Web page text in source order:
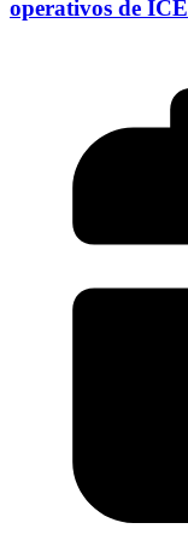
operativos de ICE